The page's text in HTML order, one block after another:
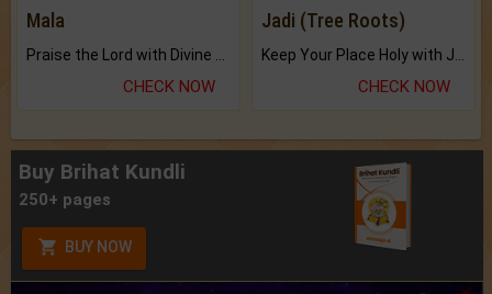
Mala
Praise the Lord with Divine Energies of Mala.
CHECK NOW
Jadi (Tree Roots)
Keep Your Place Holy with Jadi.
CHECK NOW
Buy Brihat Kundli
250+ pages
BUY NOW